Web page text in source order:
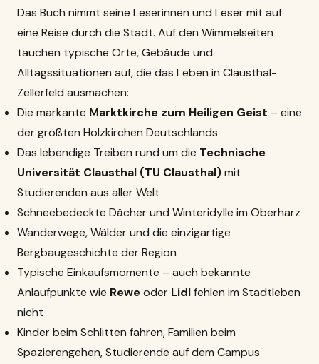
Das Buch nimmt seine Leserinnen und Leser mit auf
eine Reise durch die Stadt. Auf den Wimmelseiten
tauchen typische Orte, Gebäude und
Alltagssituationen auf, die das Leben in Clausthal-
Zellerfeld ausmachen:
Die markante Marktkirche zum Heiligen Geist – eine
der größten Holzkirchen Deutschlands
Das lebendige Treiben rund um die Technische
Universität Clausthal (TU Clausthal)mit
Studierenden aus aller Welt
Schneebedeckte Dächer und Winteridylle im Oberharz
Wanderwege, Wälder und die einzigartige
Bergbaugeschichte der Region
Typische Einkaufsmomente – auch bekannte
Anlaufpunkte wie Reweoder Lidlfehlen im Stadtleben
nicht
Kinder beim Schlitten fahren, Familien beim
Spazierengehen, Studierende auf dem Campus